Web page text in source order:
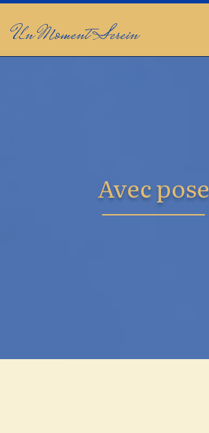
Un Moment Serein
Avec pose